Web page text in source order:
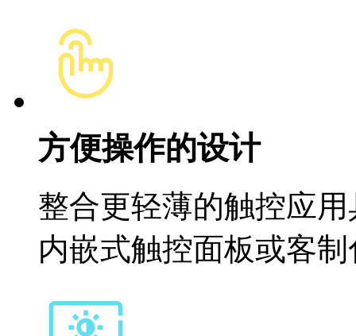
方便操作的设计
整合更轻薄的触控应
内嵌式触控面板或客